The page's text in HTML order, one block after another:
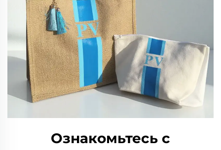
Ознакомьтесь с